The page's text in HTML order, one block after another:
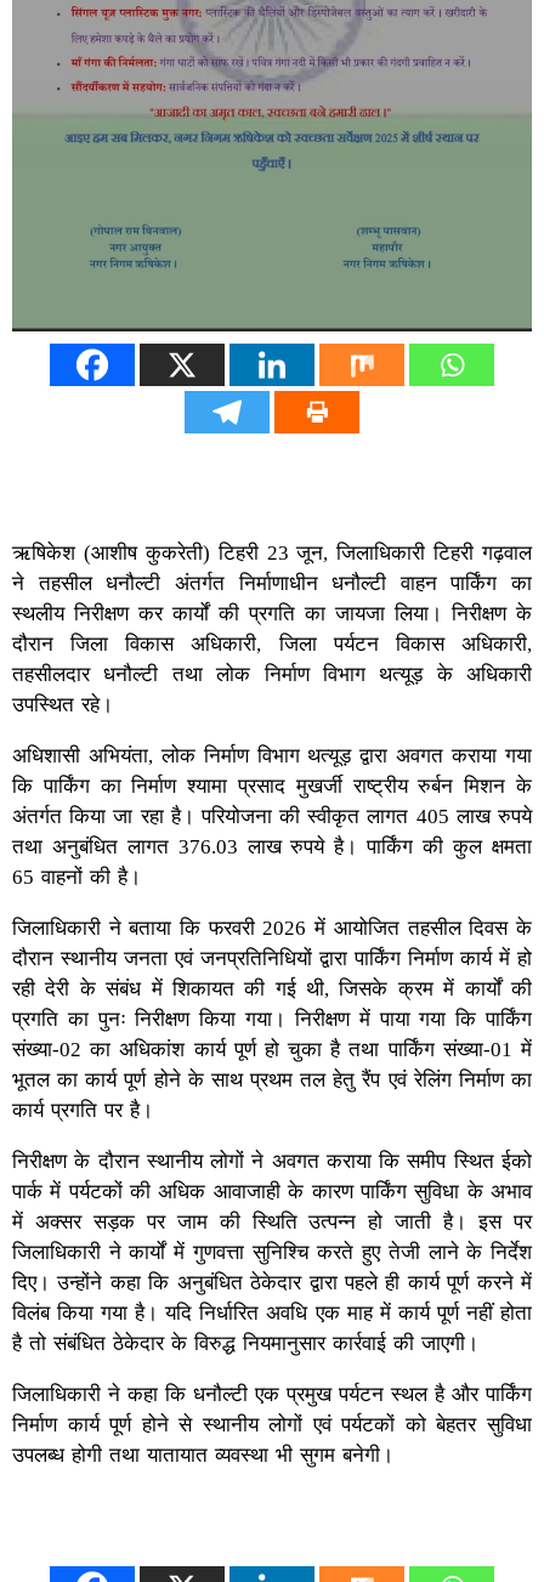
ऋषिकेश (आशीष कुकरेती) टिहरी 23 जून, जिलाधिकारी टिहरी गढ़वाल
ने तहसील धनौल्टी अंतर्गत निर्माणाधीन धनौल्टी वाहन पार्किंग का
स्थलीय निरीक्षण कर कार्यों की प्रगति का जायजा लिया। निरीक्षण के
दौरान जिला विकास अधिकारी, जिला पर्यटन विकास अधिकारी,
तहसीलदार धनौल्टी तथा लोक निर्माण विभाग थत्यूड़ के अधिकारी
उपस्थित रहे।
अधिशासी अभियंता, लोक निर्माण विभाग थत्यूड़ द्वारा अवगत कराया गया
कि पार्किंग का निर्माण श्यामा प्रसाद मुखर्जी राष्ट्रीय रुर्बन मिशन के
अंतर्गत किया जा रहा है। परियोजना की स्वीकृत लागत 405 लाख रुपये
तथा अनुबंधित लागत 376.03 लाख रुपये है। पार्किंग की कुल क्षमता
65 वाहनों की है।
जिलाधिकारी ने बताया कि फरवरी 2026 में आयोजित तहसील दिवस के
दौरान स्थानीय जनता एवं जनप्रतिनिधियों द्वारा पार्किंग निर्माण कार्य में हो
रही देरी के संबंध में शिकायत की गई थी, जिसके क्रम में कार्यों की
प्रगति का पुनः निरीक्षण किया गया। निरीक्षण में पाया गया कि पार्किंग
संख्या-02 का अधिकांश कार्य पूर्ण हो चुका है तथा पार्किंग संख्या-01 में
भूतल का कार्य पूर्ण होने के साथ प्रथम तल हेतु रैंप एवं रेलिंग निर्माण का
कार्य प्रगति पर है।
निरीक्षण के दौरान स्थानीय लोगों ने अवगत कराया कि समीप स्थित ईको
पार्क में पर्यटकों की अधिक आवाजाही के कारण पार्किंग सुविधा के अभाव
में अक्सर सड़क पर जाम की स्थिति उत्पन्न हो जाती है। इस पर
जिलाधिकारी ने कार्यों में गुणवत्ता सुनिश्चि करते हुए तेजी लाने के निर्देश
दिए। उन्होंने कहा कि अनुबंधित ठेकेदार द्वारा पहले ही कार्य पूर्ण करने में
विलंब किया गया है। यदि निर्धारित अवधि एक माह में कार्य पूर्ण नहीं होता
है तो संबंधित ठेकेदार के विरुद्ध नियमानुसार कार्रवाई की जाएगी।
जिलाधिकारी ने कहा कि धनौल्टी एक प्रमुख पर्यटन स्थल है और पार्किंग
निर्माण कार्य पूर्ण होने से स्थानीय लोगों एवं पर्यटकों को बेहतर सुविधा
उपलब्ध होगी तथा यातायात व्यवस्था भी सुगम बनेगी।